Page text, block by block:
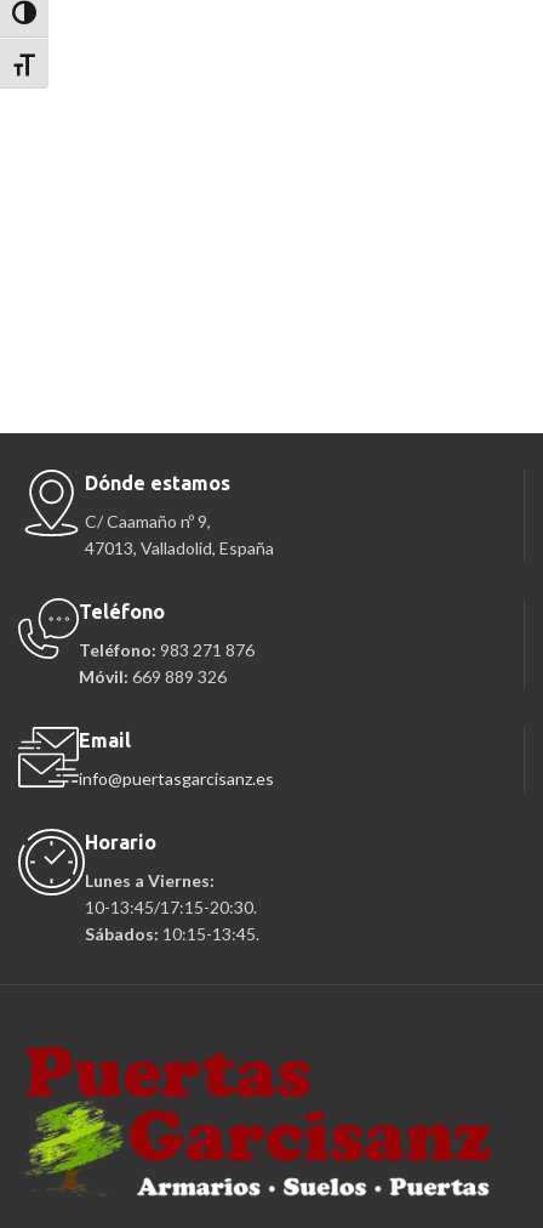
Alternar alto contraste
Alternar tamaño de letra
Dónde estamos
C/ Caamaño nº 9,
47013, Valladolid, España
Teléfono
Teléfono: 983 271 876
Móvil: 669 889 326
Email
info@puertasgarcisanz.es
Horario
Lunes a Viernes:
10-13:45/17:15-20:30.
Sábados: 10:15-13:45.